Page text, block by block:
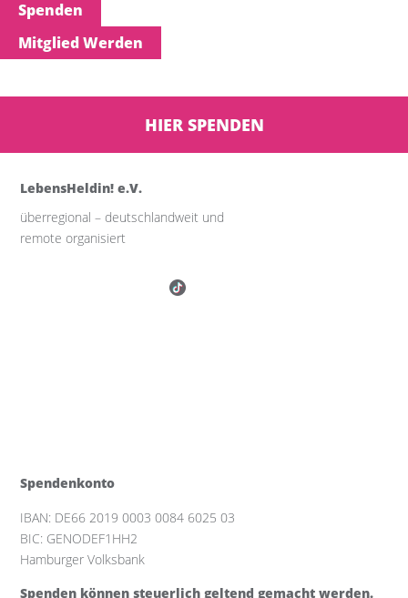
Spenden
Mitglied Werden
HIER SPENDEN
Spendenkonto
IBAN: DE66 2019 0003 0084 6025 03
BIC: GENODEF1HH2
Hamburger Volksbank
Spenden können steuerlich geltend gemacht werden.
LebensHeldin! e.V.
überregional – deutschlandweit und
remote organisiert